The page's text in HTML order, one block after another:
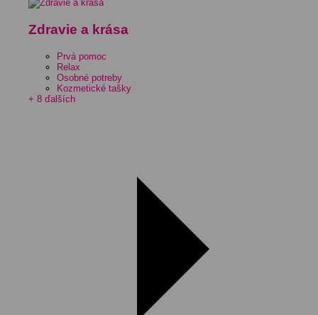
Zdravie a krása
Prvá pomoc
Relax
Osobné potreby
Kozmetické tašky
+ 8 ďalších